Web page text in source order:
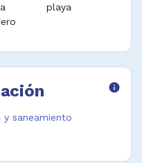
playa
info
saneamiento